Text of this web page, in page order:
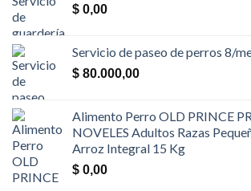
$ 0,00
Servicio de paseo de perros 8/
$ 80.000,00
Alimento Perro OLD PRINCE
NOVELES Adultos Razas
Arroz Integral 15 Kg
$ 0,00